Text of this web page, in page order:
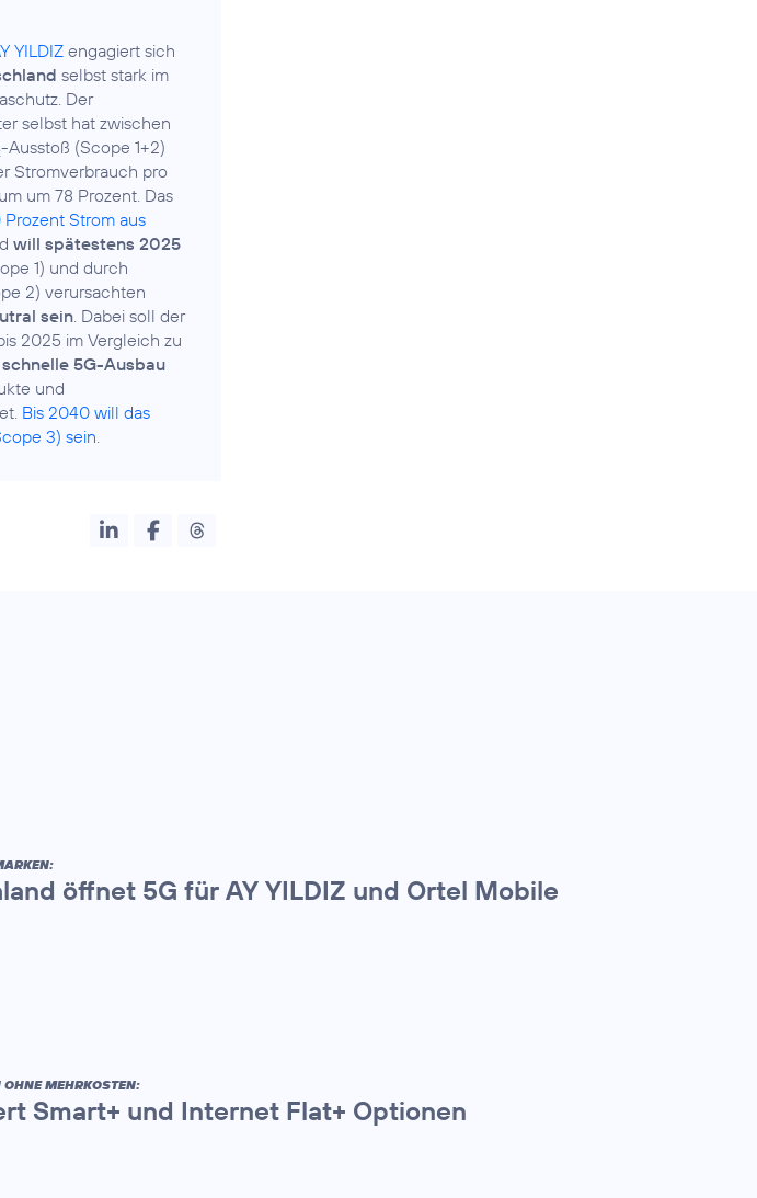
YILDIZengagiert sich
selbst stark im
. Der
selbst hat zwischen
-Ausstoß (Scope 1+2)
Stromverbrauch pro
um 78 Prozent. Das
Prozent Strom aus
will spätestens 2025
1) und durch
2) verursachten
sein. Dabei soll der
2025 im Vergleich zu
schnelle 5G-Ausbau
und
Bis 2040 will das
3) sein.
öffnet 5G für AY YILDIZ und Ortel Mobile
MEHRKOSTEN:
Smart+ und Internet Flat+ Optionen